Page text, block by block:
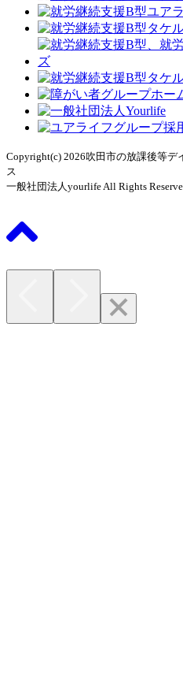
Copyright(c) 2026吹田市の放課後等
ス
一般社団法人yourlife All Rights